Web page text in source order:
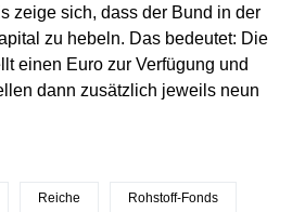
zeige sich, dass der Bund in der
zu hebeln. Das bedeutet: Die
einen Euro zur Verfügung und
dann zusätzlich jeweils neun
Reiche Rohstoff-Fonds